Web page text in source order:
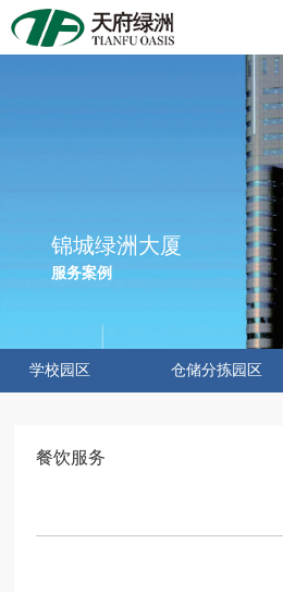
锦城绿洲大厦
服务案例
学校园区 仓储分拣园区
餐饮服务